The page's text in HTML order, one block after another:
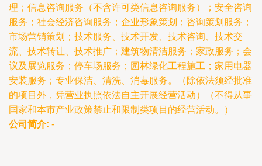
理；信息咨询服务（不含许可类信息咨询服务）；安全咨询
服务；社会经济咨询服务；企业形象策划；咨询策划服务；
市场营销策划；技术服务、技术开发、技术咨询、技术交
流、技术转让、技术推广；建筑物清洁服务；家政服务；会
议及展览服务；停车场服务；园林绿化工程施工；家用电器
安装服务；专业保洁、清洗、消毒服务。（除依法须经批准
的项目外，凭营业执照依法自主开展经营活动）（不得从事
国家和本市产业政策禁止和限制类项目的经营活动。）
公司简介: -